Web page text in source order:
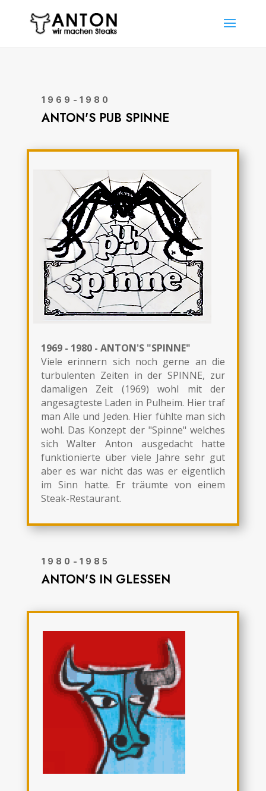
1969-1980
ANTON'S PUB SPINNE
1969 - 1980 - ANTON'S "SPINNE"
Viele erinnern sich noch gerne an die
turbulenten Zeiten in der SPINNE, zur
damaligen Zeit (1969) wohl mit der
angesagteste Laden in Pulheim. Hier traf
man Alle und Jeden. Hier fühlte man sich
wohl. Das Konzept der "Spinne" welches
sich Walter Anton ausgedacht hatte
funktionierte über viele Jahre sehr gut
aber es war nicht das was er eigentlich
im Sinn hatte. Er träumte von einem
Steak-Restaurant.
1980-1985
ANTON'S IN GLESSEN